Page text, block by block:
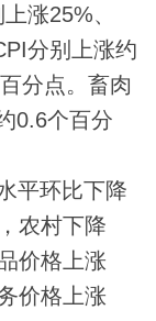
涨25%、
分别上涨约
分点。畜肉
0.6个百分
平环比下降
农村下降
价格上涨
价格上涨